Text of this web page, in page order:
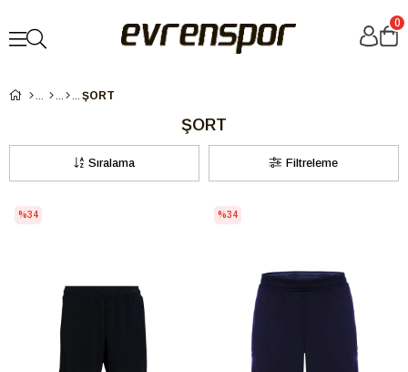
0
ŞORT
ŞORT
Filtreleme
Sıralama
%34 %34